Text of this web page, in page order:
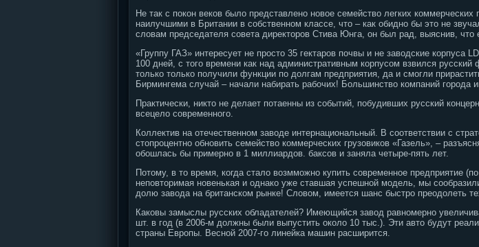
Не так с покон веков было представлено новое семейство легких
наилучшими в Британии в собственном классе, что – как обидно бы это не
словам председателя совета директоров Стива Юнга, он был рад, выяснив,
«Группу ГАЗ» интересует не просто 35 гектаров почвы и не заводские
100 дней, с того времени как над административным корпусом взвился
только только получили функции по долгам предприятия, да и смогли
Бирмингема случай – начали набирать рабочих! Большинство компаний
Практически, никто не делает потаенны из событий, побудивших русский
всецело современного.
Коллектив на отечественном заводе интернациональный. В соответствии с
стопроцентно обновить семейство коммерческих грузовиков «Газель», –
обошлась бы примерно в 1 миллиардов. баксов и заняла четыре-пять лет.
Потому, в то время, когда стало возмможно купить современное предприятие
неповторимая новенькая и однако уже ставшая успешной модель, мы
долю завода на британском рынке! Словом, имеется шанс быстро преодолеть
Каковы замыслы русских обладателей? Имеющийся завод равномерно
шт. в год (в 2006-м должны были выпустить около 10 тыс.). Эти авто будут
страны Европы. Весной 2007-го линейка машин расширится.